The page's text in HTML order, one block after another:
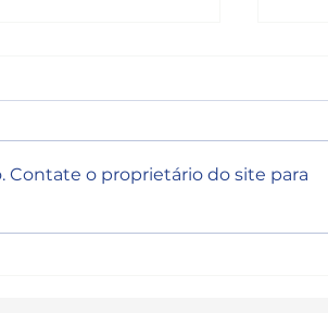
é, Por Que é
Contate o proprietário do site para